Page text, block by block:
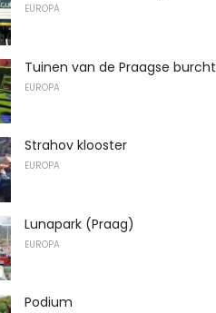
EUROPA
Tuinen van de Praagse burcht
EUROPA
Strahov klooster
EUROPA
Lunapark (Praag)
EUROPA
Podium